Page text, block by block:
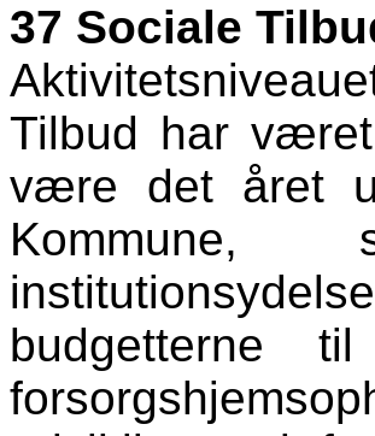
37 Sociale
Tilbud har
være det året
budgetterne